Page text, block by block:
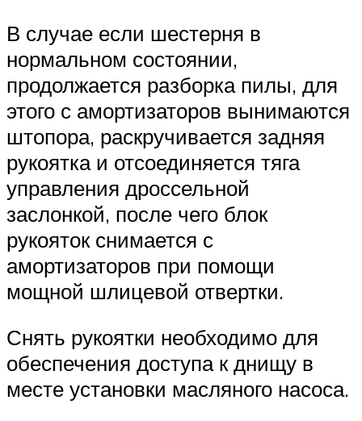
В случае если шестерня в
нормальном состоянии,
продолжается разборка пилы, для
этого с амортизаторов вынимаются
штопора, раскручивается задняя
рукоятка и отсоединяется тяга
управления дроссельной
заслонкой, после чего блок
рукояток снимается с
амортизаторов при помощи
мощной шлицевой отвертки.
Снять рукоятки необходимо для
обеспечения доступа к днищу в
месте установки масляного насоса.